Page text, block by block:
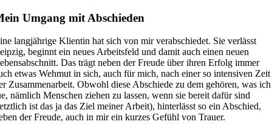
Umgang mit Abschieden
langjährige Klientin hat sich von mir verabschiedet. Sie verlässt
beginnt ein neues Arbeitsfeld und damit auch einen neuen
Das trägt neben der Freude über ihren Erfolg immer
etwas Wehmut in sich, auch für mich, nach einer so intensiven Zeit
Zusammenarbeit. Obwohl diese Abschiede zu dem gehören, was ich
nämlich Menschen ziehen zu lassen, wenn sie bereit dafür sind
ist das ja das Ziel meiner Arbeit), hinterlässt so ein Abschied,
der Freude, auch in mir ein kurzes Gefühl von Trauer.